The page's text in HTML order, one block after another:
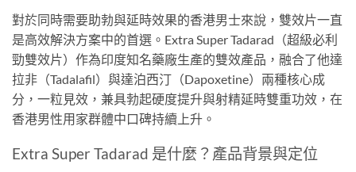
對於同時需要助勃與延時效果的香港男士來說，雙效片一直
是高效解決方案中的首選。Extra Super Tadarad（超級必利
勁雙效片）作為印度知名藥廠生產的雙效產品，融合了他達
拉非（Tadalafil）與達泊西汀（Dapoxetine）兩種核心成
分，一粒見效，兼具勃起硬度提升與射精延時雙重功效，在
香港男性用家群體中口碑持續上升。
Extra Super Tadarad 是什麼？產品背景與定位